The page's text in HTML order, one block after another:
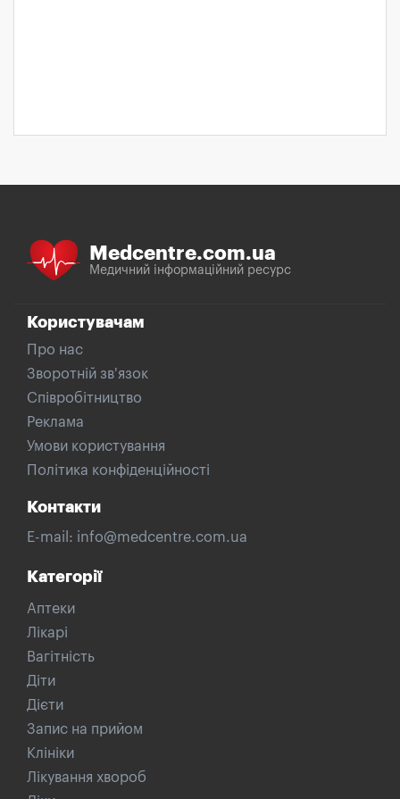
Medcentre.com.ua
Медичний інформаційний ресурс
Користувачам
Про нас
Зворотній зв'язок
Співробітництво
Реклама
Умови користування
Політика конфіденційності
Контакти
E-mail: info@medcentre.com.ua
Категорії
Аптеки
Лікарі
Вагітність
Діти
Дієти
Запис на прийом
Клініки
Лікування хвороб